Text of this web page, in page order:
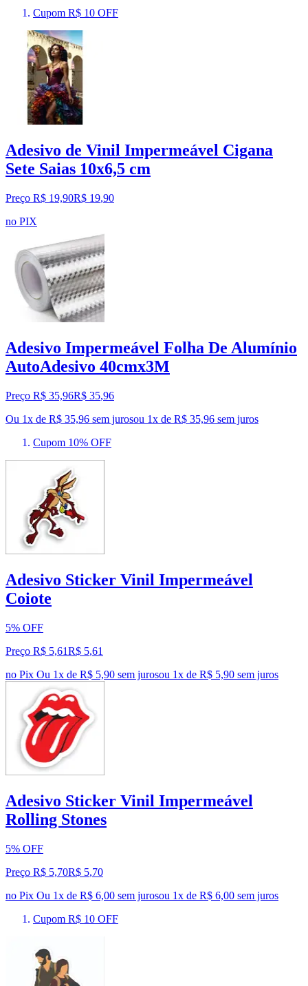
Cupom R$ 10 OFF
Adesivo de Vinil Impermeável Cigana
Sete Saias 10x6,5 cm
Preço R$ 19,90R$ 19,90
no PIX
Adesivo Impermeável Folha De Alumínio
AutoAdesivo 40cmx3M
Preço R$ 35,96R$ 35,96
Ou 1x de R$ 35,96 sem jurosou 1x de R$ 35,96 sem juros
Cupom 10% OFF
Adesivo Sticker Vinil Impermeável
Coiote
5% OFF
Preço R$ 5,61R$ 5,61
no Pix Ou 1x de R$ 5,90 sem jurosou 1x de R$ 5,90 sem juros
Adesivo Sticker Vinil Impermeável
Rolling Stones
5% OFF
Preço R$ 5,70R$ 5,70
no Pix Ou 1x de R$ 6,00 sem jurosou 1x de R$ 6,00 sem juros
Cupom R$ 10 OFF